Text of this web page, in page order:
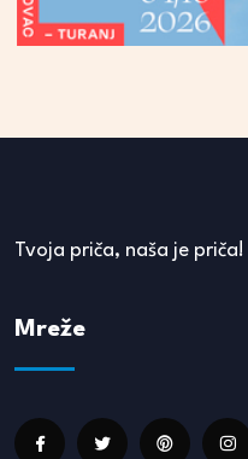
Tvoja priča, naša je priča!
Mreže